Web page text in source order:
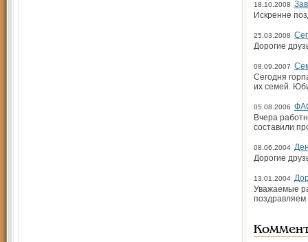
18.10.2008
Искренне
25.03.2008
Дорогие
08.09.2007
Сегодня
их семей.
05.08.2006
Вчера
составили
08.06.2004
Дорогие
13.01.2004
Уважаемые
поздравляем